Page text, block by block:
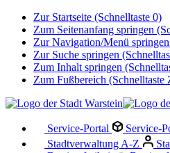
Zur Startseite (Schnelltaste 0)
Zum Seitenanfang springen
Zur Navigation/Menü
Zur Suche springen
Zum Inhalt springen
Zum Fußbereich (Schnelltaste
Service-Portal
Service-
Stadtverwaltung A-Z